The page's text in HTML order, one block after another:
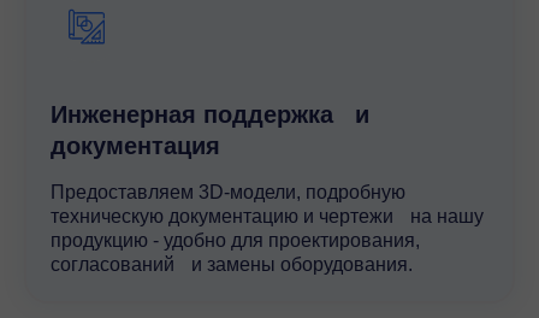
Инженерная поддержка и
документация
Предоставляем 3D-модели, подробную
техническую документацию и чертежи на нашу
продукцию - удобно для проектирования,
согласований и замены оборудования.